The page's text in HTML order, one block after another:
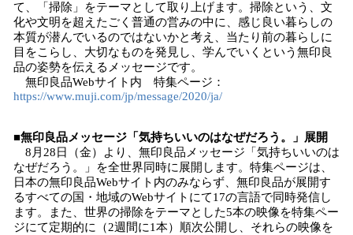
て、「掃除」をテーマとして取り上げます。掃除という、文
化や文明を超えたごく普通の営みの中に、感じ良い暮らしの
本質が潜んでいるのではないかと考え、当たり前の暮らしに
目をこらし、大切なものを発見し、学んでいくという無印良
品の姿勢を伝えるメッセージです。
無印良品Webサイト内 特集ページ：
https://www.muji.com/jp/message/2020/ja/
■無印良品メッセージ「気持ちいいのはなぜだろう。」展開
8月28日（金）より、無印良品メッセージ「気持ちいいのは
なぜだろう。」を全世界同時に展開します。特集ページは、
日本の無印良品Webサイト内のみならず、無印良品が展開す
るすべての国・地域のWebサイトにて17の言語で同時発信し
ます。また、世界の掃除をテーマとした5本の映像を特集ペー
ジにて定期的に（2週間に1本）順次公開し、それらの映像を